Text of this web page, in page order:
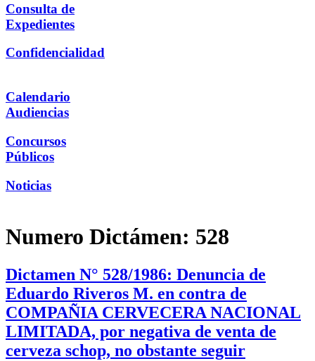
Consulta de
Expedientes
Confidencialidad
Calendario
Audiencias
Concursos
Públicos
Noticias
Numero Dictámen: 528
Dictamen N° 528/1986: Denuncia de
Eduardo Riveros M. en contra de
COMPAÑIA CERVECERA NACIONAL
LIMITADA, por negativa de venta de
cerveza schop, no obstante seguir